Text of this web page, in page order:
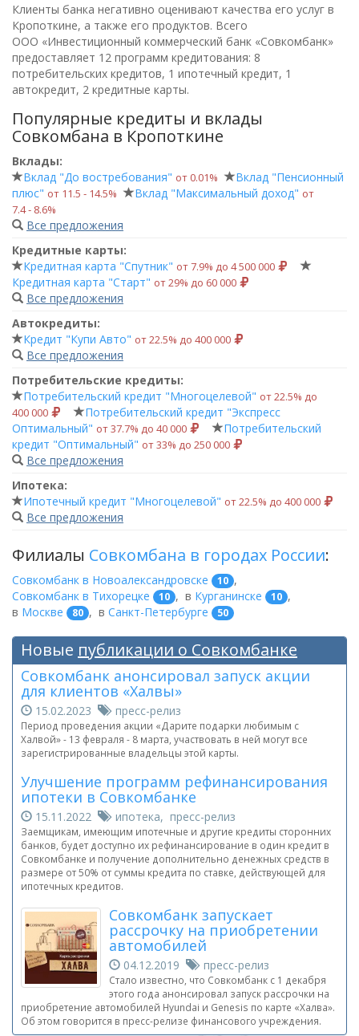
Клиенты банка негативно оценивают качества его услуг в
Кропоткине, а также его продуктов. Всего
ООО «Инвестиционный коммерческий банк «Совкомбанк»
предоставляет 12 программ кредитования: 8
потребительских кредитов, 1 ипотечный кредит, 1
автокредит, 2 кредитные карты.
Популярные кредиты и вклады
Совкомбана в Кропоткине
Вклады:
Вклад "До востребования" от 0.01%
Вклад "Пенсионный
плюс" от 11.5 ‑ 14.5% Вклад "Максимальный доход" от
7.4 ‑ 8.6%
Все предложения
Кредитные карты:
Кредитная карта "Спутник" от 7.9% до 4 500 000
Кредитная карта "Старт" от 29% до 60 000
Все предложения
Автокредиты:
Кредит "Купи Авто" от 22.5% до 400 000
Все предложения
Потребительские кредиты:
Потребительский кредит "Многоцелевой" от 22.5% до
400 000
Потребительский кредит "Экспресс
Оптимальный" от 37.7% до 40 000
Потребительский
кредит "Оптимальный" от 33% до 250 000
Все предложения
Ипотека:
Ипотечный кредит "Многоцелевой" от 22.5% до 400 000
Все предложения
Филиалы Совкомбана в городах России:
Совкомбанк в Новоалександровске 10 ,
Совкомбанк в Тихорецке
10 , в Курганинске 10 ,
в Москве 80 , в Санкт-Петербурге 50
Новые публикации о Совкомбанке
Совкомбанк анонсировал запуск акции
для клиентов «Халвы»
15.02.2023 пресс-релиз
Период проведения акции «Дарите подарки любимым с
Халвой» - 13 февраля - 8 марта, участвовать в ней могут все
зарегистрированные владельцы этой карты.
Улучшение программ рефинансирования
ипотеки в Совкомбанке
15.11.2022 ипотека, пресс-релиз
Заемщикам, имеющим ипотечные и другие кредиты сторонних
банков, будет доступно их рефинансирование в один кредит в
Совкомбанке и получение дополнительно денежных средств в
размере от 50% от суммы кредита по ставке, действующей для
ипотечных кредитов.
Совкомбанк запускает
рассрочку на приобретении
автомобилей
04.12.2019 пресс-релиз
Стало известно, что Совкомбанк с 1 декабря
этого года анонсировал запуск рассрочки на
приобретение автомобилей Hyundai и Genesis по карте «Халва».
Об этом говорится в пресс-релизе финансового учреждения.